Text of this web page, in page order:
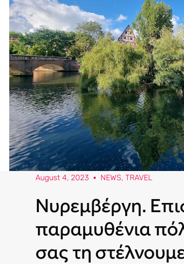
August 4, 2023 NEWS, TRAVEL
Νυρεμβέργη.
παραμυθένια
σας τη